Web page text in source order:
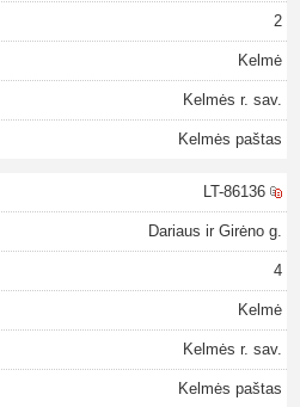
2
Kelmė
Kelmės r. sav.
Kelmės paštas
LT-86136
Dariaus ir Girėno g.
4
Kelmė
Kelmės r. sav.
Kelmės paštas